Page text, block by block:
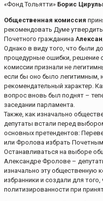
«Фонд Тольятти» Борис
Общественная комиссия
рекомендовать Думе
Почетного гражданина А
Однако в виду того, что были
процедурные ошибки, решение
комиссии признали не
если бы оно было легитимным,
рекомендательный характер.
вопрос вновь был поднят –
заседании парламента.
Также, как изначально
депутаты встали перед
основных претендентов:
или Фролова избрать
Останавливаться на выборе
Александре Фролове –
изначально эту общественную
избранники и создали для
политизированности при